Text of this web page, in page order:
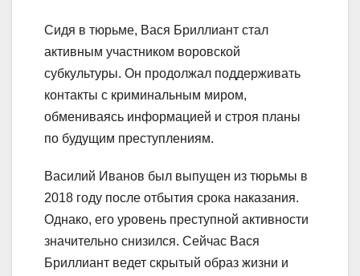
Сидя в тюрьме, Вася Бриллиант стал
активным участником воровской
субкультуры. Он продолжал поддерживать
контакты с криминальным миром,
обмениваясь информацией и строя планы
по будущим преступлениям.
Василий Иванов был выпущен из тюрьмы в
2018 году после отбытия срока наказания.
Однако, его уровень преступной активности
значительно снизился. Сейчас Вася
Бриллиант ведет скрытый образ жизни и